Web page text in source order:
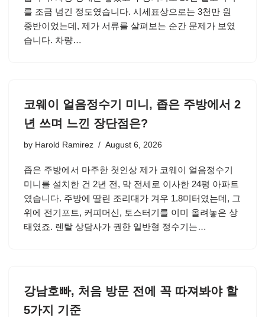
를 조금 넘긴 정도였습니다. 시세표상으로는 3천만 원
중반이었는데, 제가 서류를 살펴보는 순간 문제가 보였
습니다. 차량…
코웨이 얼음정수기 미니, 좁은 주방에서 2
년 쓰며 느낀 장단점은?
by Harold Ramirez August 6, 2026
좁은 주방에서 마주한 첫인상 제가 코웨이 얼음정수기
미니를 설치한 건 2년 전, 막 전세로 이사한 24평 아파트
였습니다. 주방에 딸린 조리대가 겨우 1.8미터였는데, 그
위에 전기포트, 커피머신, 토스터기를 이미 올려놓은 상
태였죠. 렌탈 상담사가 권한 일반형 정수기는…
강남호빠, 처음 방문 전에 꼭 따져봐야 할
5가지 기준